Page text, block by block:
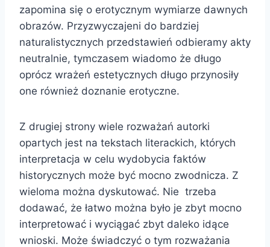
zapomina się o erotycznym wymiarze dawnych
obrazów. Przyzwyczajeni do bardziej
naturalistycznych przedstawień odbieramy akty
neutralnie, tymczasem wiadomo że długo
oprócz wrażeń estetycznych długo przynosiły
one również doznanie erotyczne.
Z drugiej strony wiele rozważań autorki
opartych jest na tekstach literackich, których
interpretacja w celu wydobycia faktów
historycznych może być mocno zwodnicza. Z
wieloma można dyskutować. Nie trzeba
dodawać, że łatwo można było je zbyt mocno
interpretować i wyciągać zbyt daleko idące
wnioski. Może świadczyć o tym rozważania